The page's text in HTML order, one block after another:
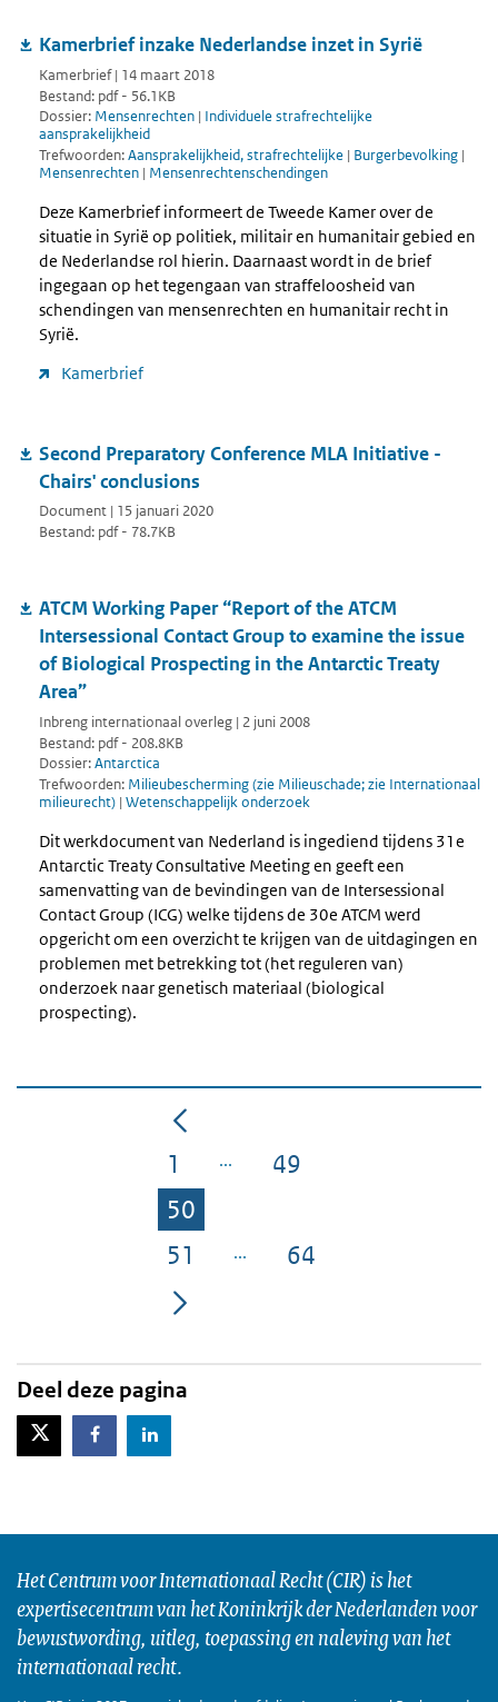
Kamerbrief inzake Nederlandse inzet in Syrië
Kamerbrief | 14 maart 2018
Bestand: pdf - 56.1KB
Dossier: Mensenrechten | Individuele strafrechtelijke
aansprakelijkheid
Trefwoorden:Aansprakelijkheid, strafrechtelijke | Burgerbevolking |
Mensenrechten | Mensenrechtenschendingen
Deze Kamerbrief informeert de Tweede Kamer over de
situatie in Syrië op politiek, militair en humanitair gebied en
de Nederlandse rol hierin. Daarnaast wordt in de brief
ingegaan op het tegengaan van straffeloosheid van
schendingen van mensenrechten en humanitair recht in
Syrië.
Kamerbrief
Second Preparatory Conference MLA Initiative -
Chairs' conclusions
Document | 15 januari 2020
Bestand: pdf - 78.7KB
ATCM Working Paper “Report of the ATCM
Intersessional Contact Group to examine the issue
of Biological Prospecting in the Antarctic Treaty
Area”
Inbreng internationaal overleg | 2 juni 2008
Bestand: pdf - 208.8KB
Dossier:Antarctica
Trefwoorden: Milieubescherming (zie Milieuschade; zie Internationaal
milieurecht) | Wetenschappelijk onderzoek
Dit werkdocument van Nederland is ingediend tijdens 31e
Antarctic Treaty Consultative Meeting en geeft een
samenvatting van de bevindingen van de Intersessional
Contact Group (ICG) welke tijdens de 30e ATCM werd
opgericht om een overzicht te krijgen van de uitdagingen en
problemen met betrekking tot (het reguleren van)
onderzoek naar genetisch materiaal (biological
prospecting).
Pagina
1 Pagina
49
Pagina
50
Pagina
51 Pagina
64
Deel deze pagina
X-TwitterFacebookLinkedIn
Het Centrum voor Internationaal Recht (CIR) is het
expertisecentrum van het Koninkrijk der Nederlanden voor
bewustwording, uitleg, toepassing en naleving van het
internationaal recht.